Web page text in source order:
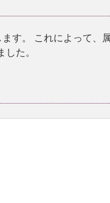
す。 これによって、
た。